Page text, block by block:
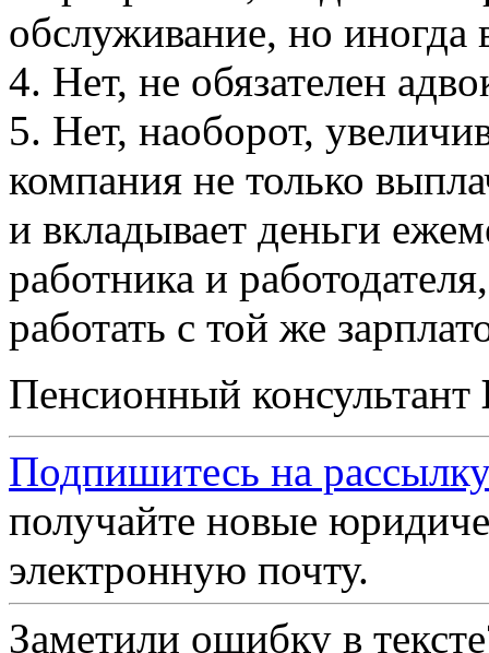
обслуживание, но иногда
4. Нет, не обязателен
5. Нет, наоборот,
компания не только
и вкладывает деньги
работника и
работать с той же
Пенсионный консультант
Подпишитесь на
получайте новые
электронную почту.
Заметили ошибку в